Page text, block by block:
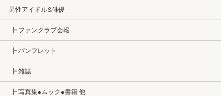
男性アイドル&俳優
┣ ファンクラブ会報
┣ パンフレット
┣ 雑誌
┣ 写真集●ムック●書籍 他